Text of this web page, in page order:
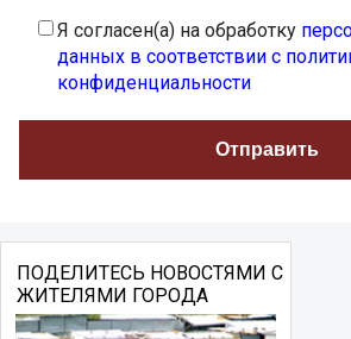
Я согласен(а) на обработку
данных в соответствии с
конфиденциальности
ПОДЕЛИТЕСЬ НОВОСТЯМИ С
ЖИТЕЛЯМИ ГОРОДА